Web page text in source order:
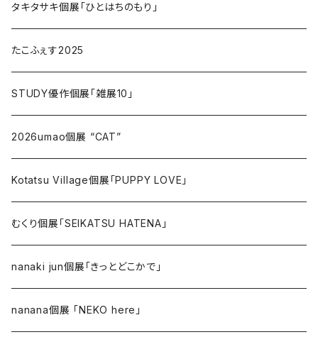
タキタサキ個展「ひとはちのもり」
たこふぇす2025
STUDY優作個展「雑展10」
2026umao個展 “CAT”
Kotatsu Village個展「PUPPY LOVE」
むくり個展「SEIKATSU HATENA」
nanaki jun個展「きっとどこかで」
nanana個展 「NEKO here」